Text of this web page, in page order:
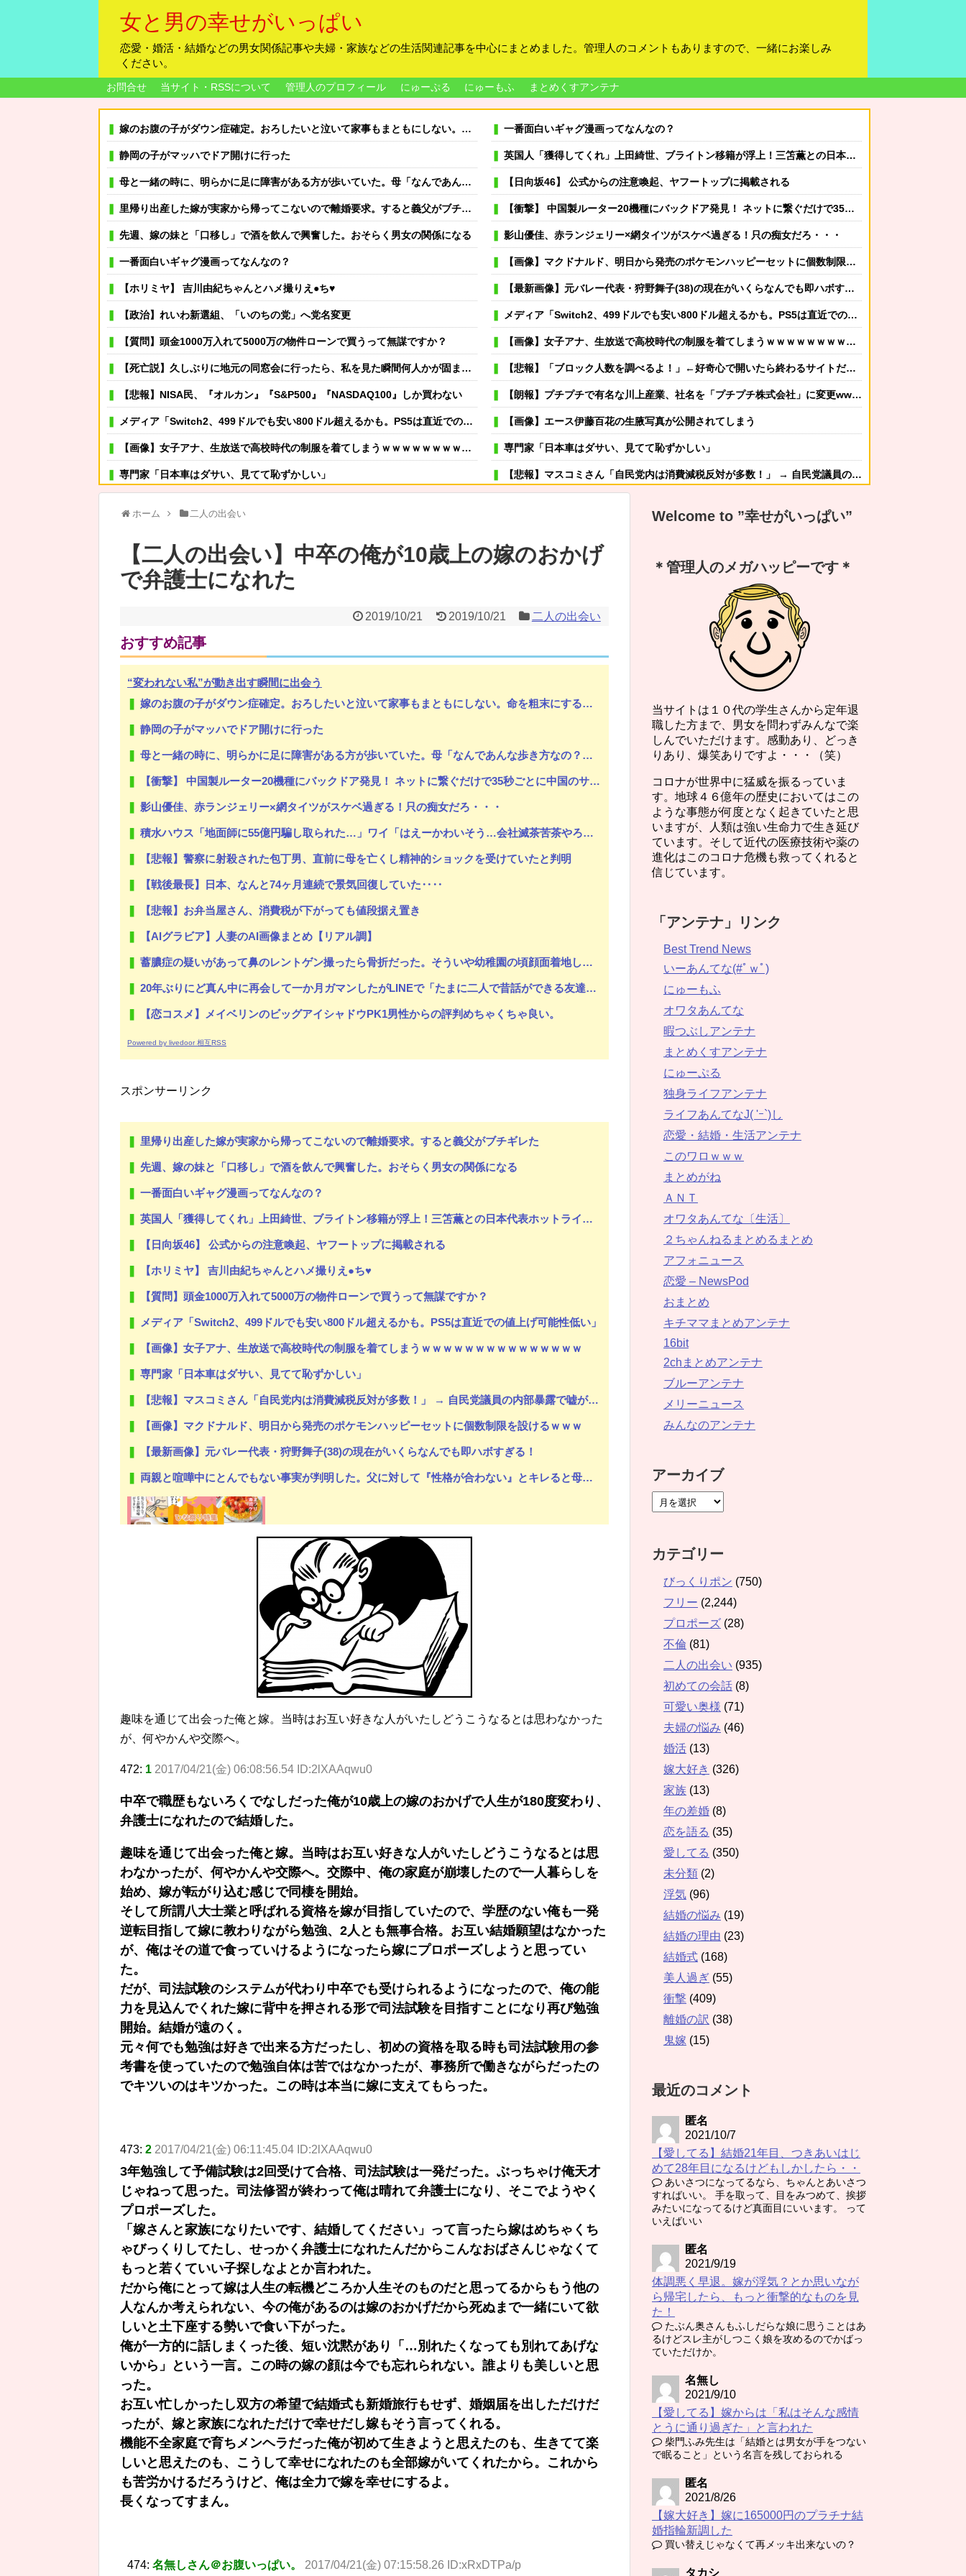
女と男の幸せがいっぱい
恋愛・婚活・結婚などの男女関係記事や夫婦・家族などの生活関連記事を中心にまとめました。管理人のコメントもありますので、一緒にお楽しみ
ください。
お問合せ 当サイト・RSSについて 管理人のプロフィール にゅーぷる にゅーもふ まとめくすアンテナ
嫁のお腹の子がダウン症確定。おろしたいと泣いて家事もまともにしない。命を粗末にするなと叱ったら「なら貴方が会社辞めて専業主夫になって全部面倒見て。誓約書書いて」
静岡の子がマッハでドア開けに行った
母と一緒の時に、明らかに足に障害がある方が歩いていた。母「なんであんな歩き方なの？ふざけてるの？」
里帰り出産した嫁が実家から帰ってこないので離婚要求。すると義父がブチギレた
先週、嫁の妹と「口移し」で酒を飲んで興奮した。おそらく男女の関係になる
一番面白いギャグ漫画ってなんなの？
【ホリミヤ】 吉川由紀ちゃんとハメ撮りえ●ち♥
【政治】れいわ新選組、「いのちの党」へ党名変更
【質問】頭金1000万入れて5000万の物件ローンで買うって無謀ですか？
【死亡説】久しぶりに地元の同窓会に行ったら、私を見た瞬間何人かが固まった 私は高校卒業後に亡くなったことになってた
【悲報】NISA民、『オルカン』『S&P500』『NASDAQ100』しか買わない
メディア「Switch2、499ドルでも安い800ドル超えるかも。PS5は直近での値上げ可能性低い」
【画像】女子アナ、生放送で高校時代の制服を着てしまうｗｗｗｗｗｗｗｗｗｗｗｗｗｗｗ
専門家「日本車はダサい、見てて恥ずかしい」
その店には腕のいいバーテンダーがいた。このグラスに１杯たのむよ→彼の見事なテクニックはこちらです…
中1の娘が彼氏とチューしてるみたいでものすごいショック。おままごとみたいな付き合いだと思ってたのに…どうしたらいいの？外出禁止にしたって内緒でするよね？
【ヤニ】岸谷蘭丸「喫煙者がいくら税金払ってると思ってるんだ、たばこは合法だぞ！」
一番面白いギャグ漫画ってなんなの？
英国人「獲得してくれ」上田綺世、ブライトン移籍が浮上！三笘薫との日本代表ホットライン実現!?現地サポ大興奮！「勘弁してくれ」と危惧される懸念点とは!?【海外の反応】
【日向坂46】 公式からの注意喚起、ヤフートップに掲載される
【衝撃】 中国製ルーター20機種にバックドア発見！ ネットに繋ぐだけで35秒ごとに中国のサーバーと通信
影山優佳、赤ランジェリー×網タイツがスケベ過ぎる！只の痴女だろ・・・
【画像】マクドナルド、明日から発売のポケモンハッピーセットに個数制限を設けるｗｗｗ
【最新画像】元バレー代表・狩野舞子(38)の現在がいくらなんでも即ハボすぎる！
メディア「Switch2、499ドルでも安い800ドル超えるかも。PS5は直近での値上げ可能性低い」
【画像】女子アナ、生放送で高校時代の制服を着てしまうｗｗｗｗｗｗｗｗｗｗｗｗｗｗｗ
【悲報】「ブロック人数を調べるよ！」←好奇心で開いたら終わるサイトだった【HotTweets】
【朗報】プチプチで有名な川上産業、社名を「プチプチ株式会社」に変更wwwww
【画像】エース伊藤百花の生腋写真が公開されてしまう
専門家「日本車はダサい、見てて恥ずかしい」
【悲報】マスコミさん「自民党内は消費減税反対が多数！」 → 自民党議員の内部暴露で嘘が完全発覚 → ｗｗｗｗｗｗｗｗｗｗｗｗｗｗ
薬剤師「なんでジェネリック嫌なんですか？ｗ 先発品と全く同じですよ？w」
虐待されて育った私にウトメ「子供を産んだらご両親への感謝の気持ちも湧いてきたでしょ。いい加減に意地貼るの止めて仲直りしなさい 」【中編】
嫁が風呂入ってる間に子供と寝室に行って俺だけ寝落ちしたら嫁から「子供あんなに泣いてたのによく寝てられんな…」って恨み節がメッセージで来てた
ホーム 二人の出会い
【二人の出会い】中卒の俺が10歳上の嫁のおかげ
で弁護士になれた
2019/10/21 2019/10/21 二人の出会い
おすすめ記事
“変われない私”が動き出す瞬間に出会う
嫁のお腹の子がダウン症確定。おろしたいと泣いて家事もまともにしない。命を粗末にするなと叱ったら「なら貴方が会社辞めて専業主夫になって全部面倒見て。誓約書書いて」
静岡の子がマッハでドア開けに行った
母と一緒の時に、明らかに足に障害がある方が歩いていた。母「なんであんな歩き方なの？ふざけてるの？」
【衝撃】 中国製ルーター20機種にバックドア発見！ ネットに繋ぐだけで35秒ごとに中国のサーバーと通信
影山優佳、赤ランジェリー×網タイツがスケベ過ぎる！只の痴女だろ・・・
積水ハウス「地面師に55億円騙し取られた…」ワイ「はえーかわいそう…会社滅茶苦茶やろなぁ」
【悲報】警察に射殺された包丁男、直前に母を亡くし精神的ショックを受けていたと判明
【戦後最長】日本、なんと74ヶ月連続で景気回復していた‥‥
【悲報】お弁当屋さん、消費税が下がっても値段据え置き
【AIグラビア】人妻のAI画像まとめ【リアル調】
蓄膿症の疑いがあって鼻のレントゲン撮ったら骨折だった。そういや幼稚園の頃顔面着地したことがあったが、 母ちゃん当時気づかなかったのかよ・・・
20年ぶりにど真ん中に再会して一か月ガマンしたがLINEで「たまに二人で昔話ができる友達になろう」的なメッセ送信した。昨日まで既読無視
【恋コスメ】メイベリンのビッグアイシャドウPK1男性からの評判めちゃくちゃ良い。
Powered by livedoor 相互RSS
スポンサーリンク
里帰り出産した嫁が実家から帰ってこないので離婚要求。すると義父がブチギレた
先週、嫁の妹と「口移し」で酒を飲んで興奮した。おそらく男女の関係になる
一番面白いギャグ漫画ってなんなの？
英国人「獲得してくれ」上田綺世、ブライトン移籍が浮上！三笘薫との日本代表ホットライン実現!?現地サポ大興奮！「勘弁してくれ」と危惧される懸念点とは!?【海外の反応】
【日向坂46】 公式からの注意喚起、ヤフートップに掲載される
【ホリミヤ】 吉川由紀ちゃんとハメ撮りえ●ち♥
【質問】頭金1000万入れて5000万の物件ローンで買うって無謀ですか？
メディア「Switch2、499ドルでも安い800ドル超えるかも。PS5は直近での値上げ可能性低い」
【画像】女子アナ、生放送で高校時代の制服を着てしまうｗｗｗｗｗｗｗｗｗｗｗｗｗｗｗ
専門家「日本車はダサい、見てて恥ずかしい」
【悲報】マスコミさん「自民党内は消費減税反対が多数！」 → 自民党議員の内部暴露で嘘が完全発覚 → ｗｗｗｗｗｗｗｗｗｗｗｗｗｗ
【画像】マクドナルド、明日から発売のポケモンハッピーセットに個数制限を設けるｗｗｗ
【最新画像】元バレー代表・狩野舞子(38)の現在がいくらなんでも即ハボすぎる！
両親と喧嘩中にとんでもない事実が判明した。父に対して『性格が合わない』とキレると母が「こう言い出した」
趣味を通じて出会った俺と嫁。当時はお互い好きな人がいたしどうこうなるとは思わなかった
が、何やかんや交際へ。
472: 1 2017/04/21(金) 06:08:56.54 ID:2lXAAqwu0
中卒で職歴もないろくでなしだった俺が10歳上の嫁のおかげで人生が180度変わり、
弁護士になれたので結婚した。
趣味を通じて出会った俺と嫁。当時はお互い好きな人がいたしどうこうなるとは思
わなかったが、何やかんや交際へ。交際中、俺の家庭が崩壊したので一人暮らしを
始め、嫁が転がり込む感じで同棲を開始。
そして所謂八大士業と呼ばれる資格を嫁が目指していたので、学歴のない俺も一発
逆転目指して嫁に教わりながら勉強、2人とも無事合格。お互い結婚願望はなかった
が、俺はその道で食っていけるようになったら嫁にプロポーズしようと思ってい
た。
だが、司法試験のシステムが代わり中卒でも受けられるようになったので、俺の能
力を見込んでくれた嫁に背中を押される形で司法試験を目指すことになり再び勉強
開始。結婚が遠のく。
元々何でも勉強は好きで出来る方だったし、初めの資格を取る時も司法試験用の参
考書を使っていたので勉強自体は苦ではなかったが、事務所で働きながらだったの
でキツいのはキツかった。この時は本当に嫁に支えてもらった。
473: 2 2017/04/21(金) 06:11:45.04 ID:2lXAAqwu0
3年勉強して予備試験は2回受けて合格、司法試験は一発だった。ぶっちゃけ俺天才
じゃねって思った。司法修習が終わって俺は晴れて弁護士になり、そこでようやく
プロポーズした。
「嫁さんと家族になりたいです、結婚してください」って言ったら嫁はめちゃくち
ゃびっくりしてたし、せっかく弁護士になれたんだからこんなおばさんじゃなくて
もっと若くていい子探しなよとか言われた。
だから俺にとって嫁は人生の転機どころか人生そのものだと思ってるからもう他の
人なんか考えられない、今の俺があるのは嫁のおかげだから死ぬまで一緒にいて欲
しいと土下座する勢いで食い下がった。
俺が一方的に話しまくった後、短い沈黙があり「…別れたくなっても別れてあげな
いから」という一言。この時の嫁の顔は今でも忘れられない。誰よりも美しいと思
った。
お互い忙しかったし双方の希望で結婚式も新婚旅行もせず、婚姻届を出しただけだ
ったが、嫁と家族になれただけで幸せだし嫁もそう言ってくれる。
機能不全家庭で育ちメンヘラだった俺が初めて生きようと思えたのも、生きてて楽
しいと思えたのも、こうして幸せになれたのも全部嫁がいてくれたから。これから
も苦労かけるだろうけど、俺は全力で嫁を幸せにするよ。
長くなってすまん。
474: 名無しさん＠お腹いっぱい。 2017/04/21(金) 07:15:58.26 ID:xRxDTPa/p
Welcome to ”幸せがいっぱい”
＊管理人のメガハッピーです＊
当サイトは１０代の学生さんから定年退
職した方まで、男女を問わずみんなで楽
しんでいただけます。感動あり、どっき
りあり、爆笑ありですよ・・・（笑）
コロナが世界中に猛威を振るっていま
す。地球４６億年の歴史においてはこの
ような事態が何度となく起きていたと思
いますが、人類は強い生命力で生き延び
ています。そして近代の医療技術や薬の
進化はこのコロナ危機も救ってくれると
信じています。
「アンテナ」リンク
Best Trend News
いーあんてな(#ﾟｗﾟ)
にゅーもふ
オワタあんてな
暇つぶしアンテナ
まとめくすアンテナ
にゅーぷる
独身ライフアンテナ
ライフあんてなJ( 'ｰ`)し
恋愛・結婚・生活アンテナ
このワロｗｗｗ
まとめがね
ＡＮＴ
オワタあんてな〔生活〕
２ちゃんねるまとめるまとめ
アフォニュース
恋愛 – NewsPod
おまとめ
キチママまとめアンテナ
16bit
2chまとめアンテナ
ブルーアンテナ
メリーニュース
みんなのアンテナ
アーカイブ
カテゴリー
びっくりポン (750)
フリー (2,244)
プロポーズ (28)
不倫 (81)
二人の出会い (935)
初めての会話 (8)
可愛い奥様 (71)
夫婦の悩み (46)
婚活 (13)
嫁大好き (326)
家族 (13)
年の差婚 (8)
恋を語る (35)
愛してる (350)
未分類 (2)
浮気 (96)
結婚の悩み (19)
結婚の理由 (23)
結婚式 (168)
美人過ぎ (55)
衝撃 (409)
離婚の訳 (38)
鬼嫁 (15)
最近のコメント
匿名
2021/10/7
【愛してる】結婚21年目、つきあいはじ
めて28年目になるけどもしかしたら・・
あいさつになってるなら、ちゃんとあいさつ
すればいい。 手を取って、目をみつめて、挨拶
みたいになってるけど真面目にいいます。 って
いえばいい
匿名
2021/9/19
体調悪く早退。嫁が浮気？とか思いなが
ら帰宅したら、もっと衝撃的なものを見
た！
たぶん奥さんもふしだらな娘に思うことはあ
るけどスレ主がしつこく娘を攻めるのでかばっ
ていただけか。
名無し
2021/9/10
【愛してる】嫁からは「私はそんな感情
とうに通り過ぎた」と言われた
柴門ふみ先生は「結婚とは男女が手をつない
で眠ること」という名言を残しておられる
匿名
2021/8/26
【嫁大好き】嫁に165000円のプラチナ結
婚指輪新調した
買い替えじゃなくて再メッキ出来ないの？
タカシ